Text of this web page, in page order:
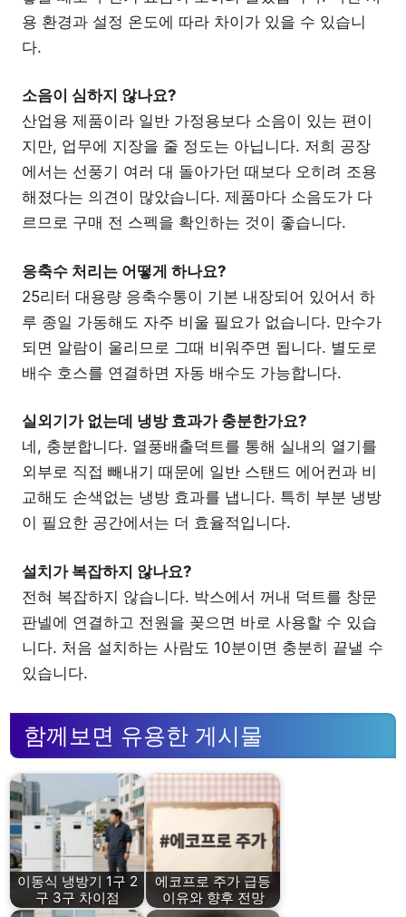
용 환경과 설정 온도에 따라 차이가 있을 수 있습니
다.
소음이 심하지 않나요?
산업용 제품이라 일반 가정용보다 소음이 있는 편이
지만, 업무에 지장을 줄 정도는 아닙니다. 저희 공장
에서는 선풍기 여러 대 돌아가던 때보다 오히려 조용
해졌다는 의견이 많았습니다. 제품마다 소음도가 다
르므로 구매 전 스펙을 확인하는 것이 좋습니다.
응축수 처리는 어떻게 하나요?
25리터 대용량 응축수통이 기본 내장되어 있어서 하
루 종일 가동해도 자주 비울 필요가 없습니다. 만수가
되면 알람이 울리므로 그때 비워주면 됩니다. 별도로
배수 호스를 연결하면 자동 배수도 가능합니다.
실외기가 없는데 냉방 효과가 충분한가요?
네, 충분합니다. 열풍배출덕트를 통해 실내의 열기를
외부로 직접 빼내기 때문에 일반 스탠드 에어컨과 비
교해도 손색없는 냉방 효과를 냅니다. 특히 부분 냉방
이 필요한 공간에서는 더 효율적입니다.
설치가 복잡하지 않나요?
전혀 복잡하지 않습니다. 박스에서 꺼내 덕트를 창문
판넬에 연결하고 전원을 꽂으면 바로 사용할 수 있습
니다. 처음 설치하는 사람도 10분이면 충분히 끝낼 수
있습니다.
함께보면 유용한 게시물
이동식 냉방기 1구 2
구 3구 차이점
에코프로 주가 급등
이유와 향후 전망